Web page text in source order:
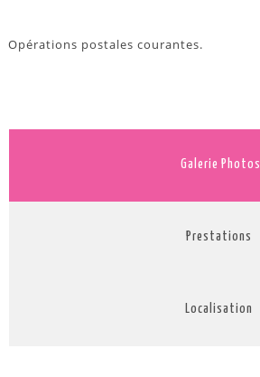
Opérations postales courantes.
Galerie Photos
Prestations
Localisation